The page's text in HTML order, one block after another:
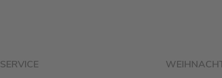
SERVICE